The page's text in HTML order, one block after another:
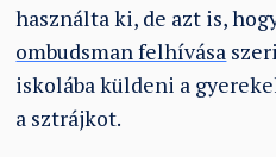
használta ki, de azt is,
ombudsman felhívása
iskolába küldeni a
a sztrájkot.